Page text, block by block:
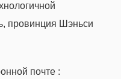
провинция Шэньси
почте :